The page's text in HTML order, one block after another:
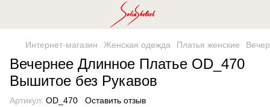
Интернет-магазин Женская одежда Платья женские
Вечернее Длинное Платье OD_470
Вышитое без Рукавов
Артикул: OD_470 Оставить отзыв